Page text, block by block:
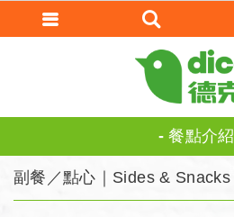
餐點介紹
副餐／點心｜Sides & Snacks